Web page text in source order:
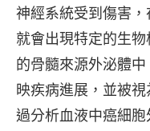
神經系統受到傷害，
就會出現特定的生
的骨髓來源外泌體
映疾病進展，並被
過分析血液中癌細